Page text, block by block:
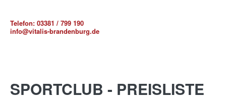
REHAKLINIK
PRAXEN
Telefon: 03381 / 799 190
info@vitalis-brandenburg.de
SPORTCLUB - PREISLISTE